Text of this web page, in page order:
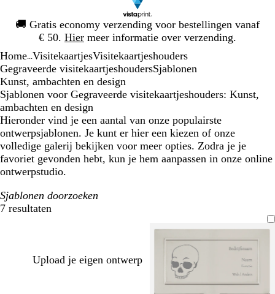
🚚 Gratis economy verzending voor bestellingen vanaf
€ 50. Hier meer informatie over verzending.
1
Home VisitekaartjesVisitekaartjeshouders
Gegraveerde visitekaartjeshoudersSjablonen
Kunst, ambachten en design
Sjablonen voor Gegraveerde visitekaartjeshouders: Kunst,
ambachten en design
Hieronder vind je een aantal van onze populairste
ontwerpsjablonen. Je kunt er hier een kiezen of onze
volledige galerij bekijken voor meer opties. Zodra je je
favoriet gevonden hebt, kun je hem aanpassen in onze online
ontwerpstudio.
Sjablonen doorzoeken
7 resultaten
Filters
Upload je eigen ontwerp